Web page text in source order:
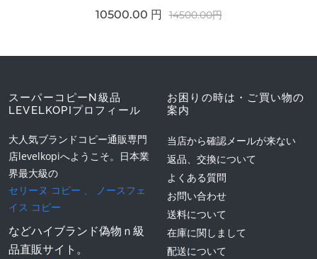
10500.00 円 14500.00円
スーパーコピーN級品
LEVELKOPIプロフィール
大人気ブランドコピー通販専門
店levelkopiへようこそ。日本業
界最大級の
セリーヌ コピー 、
ノースフェ
イス コピー
などハイブランド偽物ｎ級
品直販サイト。
お困りの時は・ご買い物の
案内
当店から確認メールが来ない
返品、交換について
よくある質問
お問い合わせ
送料について
在庫に関しまして
配送について